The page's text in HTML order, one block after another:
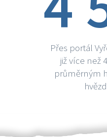
Přes portál
již více než
průměrným